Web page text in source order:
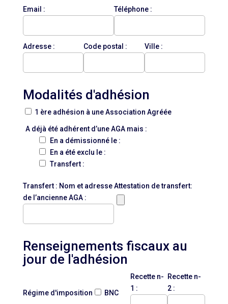
Email : Téléphone :
Adresse : Code postal : Ville :
Modalités d'adhésion
1 ère adhésion à une Association Agréée
A déjà été adhérent d’une AGA mais :
En a démissionné le :
En a été exclu le :
Transfert :
Transfert : Nom et adresse
de l’ancienne AGA :
Attestation de transfert:
Renseignements fiscaux au
jour de l'adhésion
Régime d'imposition BNC
Recette n-
1 :
Recette n-
2 :